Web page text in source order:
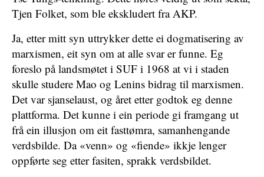
Tjen Folket, som ble ekskludert fra AKP.
Ja, etter mitt syn uttrykker dette ei dogmatisering av
marxismen, eit syn om at alle svar er funne. Eg
foreslo på landsmøtet i SUF i 1968 at vi i staden
skulle studere Mao og Lenins bidrag til marxismen.
Det var sjanselaust, og året etter godtok eg denne
plattforma. Det kunne i ein periode gi framgang ut
frå ein illusjon om eit fasttømra, samanhengande
verdsbilde. Da «venn» og «fiende» ikkje lenger
oppførte seg etter fasiten, sprakk verdsbildet.